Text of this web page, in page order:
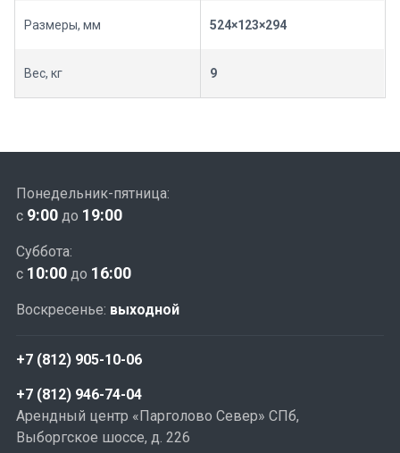
Размеры, мм 524×123×294
Вес, кг 9
Понедельник-пятница:
с 9:00 до 19:00
Суббота:
с 10:00 до 16:00
Воскресенье: выходной
+7 (812) 905-10-06
+7 (812) 946-74-04
Арендный центр «Парголово Север» СПб,
Выборгское шоссе, д. 226